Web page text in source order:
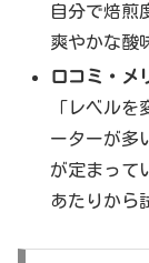
自分で焙煎
爽やかな酸
口コミ・メ
「レベル
ーターが多
が定まって
あたりから